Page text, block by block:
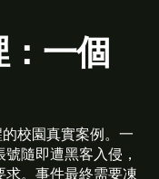
一個
校園真實案例。一
隨即遭黑客入侵，
。事件最終需要凍